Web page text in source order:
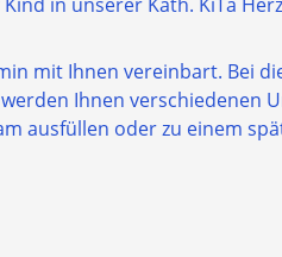
mit Ihnen vereinbart. Bei
Ihnen verschiedenen
ausfüllen oder zu einem